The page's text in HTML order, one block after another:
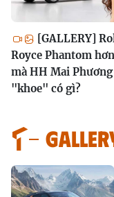
[GALLERY]
Royce Phantom
mà HH Mai
"khoe" có gì?